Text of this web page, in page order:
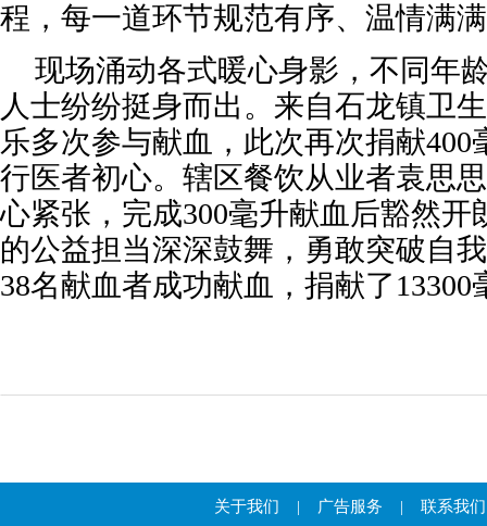
程，每一道环节规范有序、温情满
现场涌动各式暖心身影，不同年
人士纷纷挺身而出。来自石龙镇卫
乐多次参与献血，此次再次捐献400
行医者初心。辖区餐饮从业者袁思
心紧张，完成300毫升献血后豁然开
的公益担当深深鼓舞，勇敢突破自
38名献血者成功献血，捐献了13300
关于我们 | 广告服务 | 联系我们